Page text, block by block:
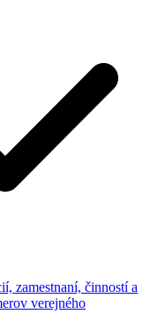
zamestnaní, činností a
verejného